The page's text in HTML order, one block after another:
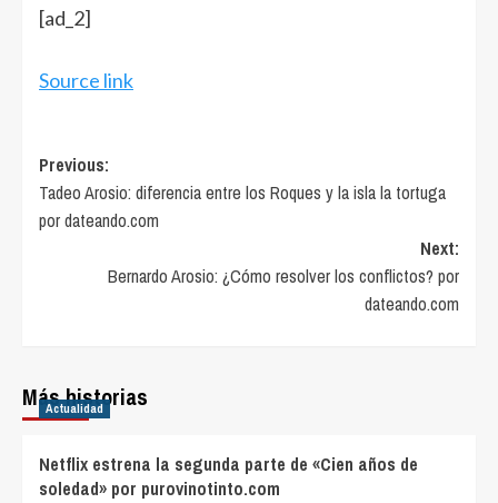
[ad_2]
Source link
Post
navigation
Previous:
Tadeo Arosio: diferencia entre los Roques y la isla la tortuga
por dateando.com
Next:
Bernardo Arosio: ¿Cómo resolver los conflictos? por
dateando.com
Más historias
Actualidad
Netflix estrena la segunda parte de «Cien años de
soledad» por purovinotinto.com